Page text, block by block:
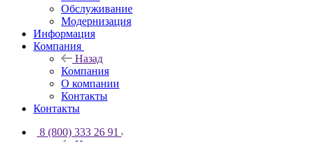
Обслуживание
Модернизация
Информация
Компания
Назад
Компания
О компании
Контакты
Контакты
8 (800) 333 26 91